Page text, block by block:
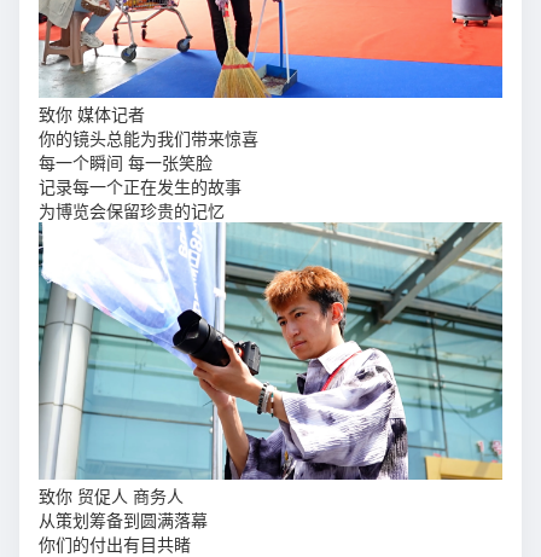
致你 媒体记者
你的镜头总能为我们带来惊喜
每一个瞬间 每一张笑脸
记录每一个正在发生的故事
为博览会保留珍贵的记忆
致你 贸促人 商务人
从策划筹备到圆满落幕
你们的付出有目共睹